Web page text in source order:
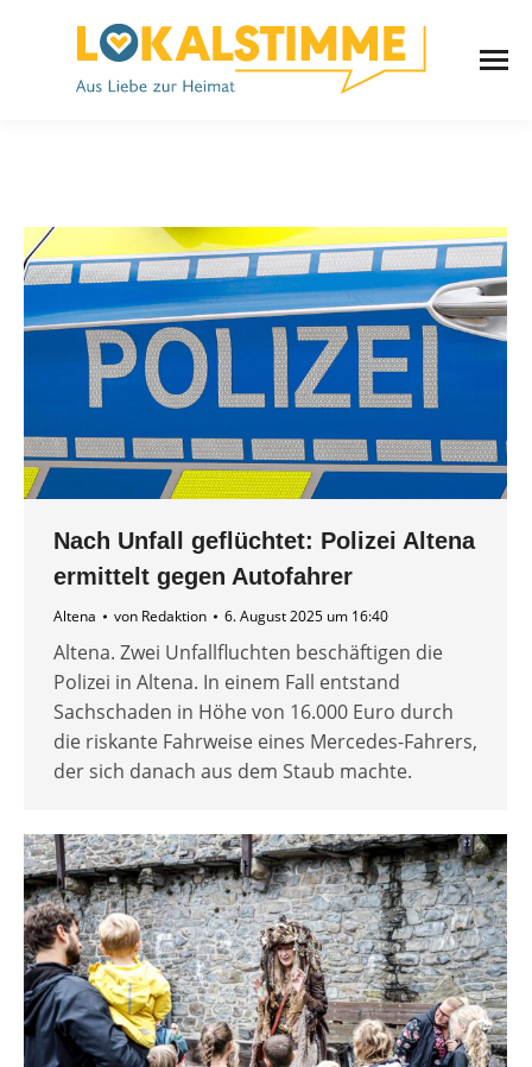
Nach Unfall geflüchtet: Polizei Altena
ermittelt gegen Autofahrer
Altena von Redaktion 6. August 2025 um 16:40
Altena. Zwei Unfallfluchten beschäftigen die
Polizei in Altena. In einem Fall entstand
Sachschaden in Höhe von 16.000 Euro durch
die riskante Fahrweise eines Mercedes-Fahrers,
der sich danach aus dem Staub machte.